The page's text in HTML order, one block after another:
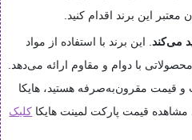
معتبر این برند اقدام کنید
می‌کند. این برند با استفاده از مواد
محصولاتی با دوام و مقاوم ارائه می‌دهد.
و قیمت مقرون‌به‌صرفه هستید، هایکا
مشاهده قیمت پارکت لمینت هایکا کلیک